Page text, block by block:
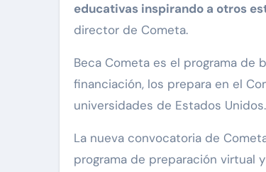
educativas inspirando a otros
director de Cometa.
Beca Cometa es el programa de
financiación, los prepara en el
universidades de Estados Unidos.
La nueva convocatoria de
programa de preparación virtual